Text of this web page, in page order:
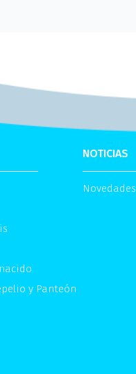
y Panteón
NOTICIAS
Novedades